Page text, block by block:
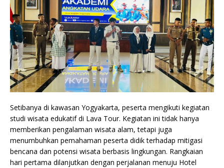
Setibanya di kawasan Yogyakarta, peserta mengikuti kegiatan
studi wisata edukatif di Lava Tour. Kegiatan ini tidak hanya
memberikan pengalaman wisata alam, tetapi juga
menumbuhkan pemahaman peserta didik terhadap mitigasi
bencana dan potensi wisata berbasis lingkungan. Rangkaian
hari pertama dilanjutkan dengan perjalanan menuju Hotel